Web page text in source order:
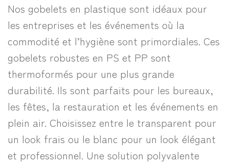
Nos gobelets en plastique sont idéaux pour
les entreprises et les événements où la
commodité et l’hygiène sont primordiales. Ces
gobelets robustes en PS et PP sont
thermoformés pour une plus grande
durabilité. Ils sont parfaits pour les bureaux,
les fêtes, la restauration et les événements en
plein air. Choisissez entre le transparent pour
un look frais ou le blanc pour un look élégant
et professionnel. Une solution polyvalente